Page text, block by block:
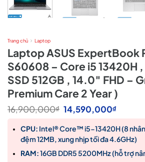
Trang chủ Laptop
Laptop ASUS ExpertBook
S60608 – Core i5 13420H ,
SSD 512GB , 14.0″ FHD –
Premium Care 2 Year )
16,900,000₫ Giá
gốc
là:
16,900,000₫.
14,590,000₫Giá
tại
là:
CPU: Intel® Core™ i5-13420H (8
đệm 12MB, xung nhịp tối đa 4.6GHz)
RAM:16GB DDR5 5200MHz (hỗ trợ